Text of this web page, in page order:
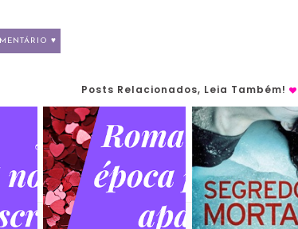
♥
Posts Relacionados, Leia Também!